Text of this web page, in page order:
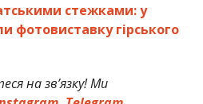
стежками: у
фотовиставку гірського
на зв’язку! Ми